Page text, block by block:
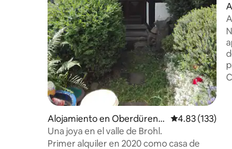
Alojamiento en Oberdürenb
ach
Calificación
4.83 (133)
Una joya en el valle de Brohl.
Primer alquiler en 2020 como casa de
h